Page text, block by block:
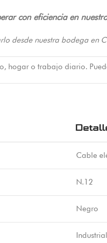
con eficiencia en
desde nuestra bodega en
hogar o trabajo diario.
Cable
N.12
Negro